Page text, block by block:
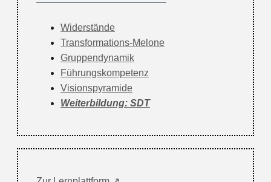
Widerstände
Transformations-Melone
Gruppendynamik
Führungskompetenz
Visionspyramide
Weiterbildung: SDT